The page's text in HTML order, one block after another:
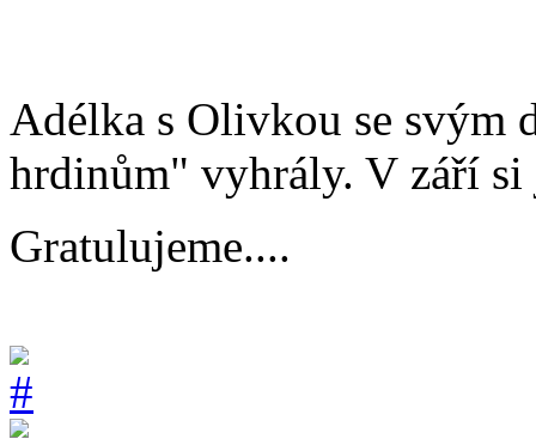
Adélka s Olivkou se svým
hrdinům" vyhrály. V září si
Gratulujeme....